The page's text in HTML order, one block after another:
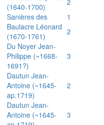
(1640-1700)
Sanières des
1
Baulacre Léonard
(1670-1761)
2
Du Noyer Jean-
Philippe (~1668-
1691?)
3
Dautun Jean-
Antoine (~1645-
ap.1719)
2
Dautun Jean-
Antoine (~1645-
3